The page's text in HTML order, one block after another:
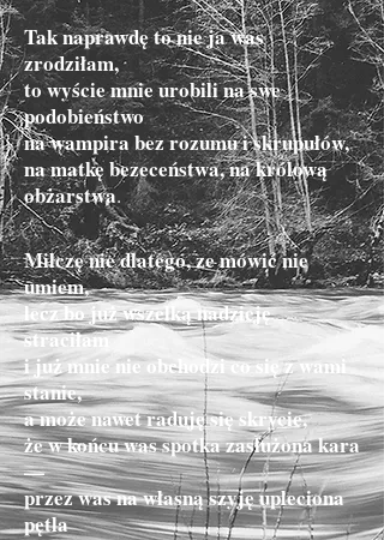
Tak naprawdę to nie ja was
zrodziłam,
to wyście mnie urobili na swe
podobieństwo
na wampira bez rozumu i skrupułów,
na matkę bezeceństwa, na królową
obżarstwa.
Milczę nie dlatego, ze mówić nie
umiem,
lecz bo już wszelką nadzieję
straciłam
i już mnie nie obchodzi co się z wami
stanie,
a może nawet raduję się skrycie,
że w końcu was spotka zasłużona kara
—
przez was na własną szyję upleciona
pętla